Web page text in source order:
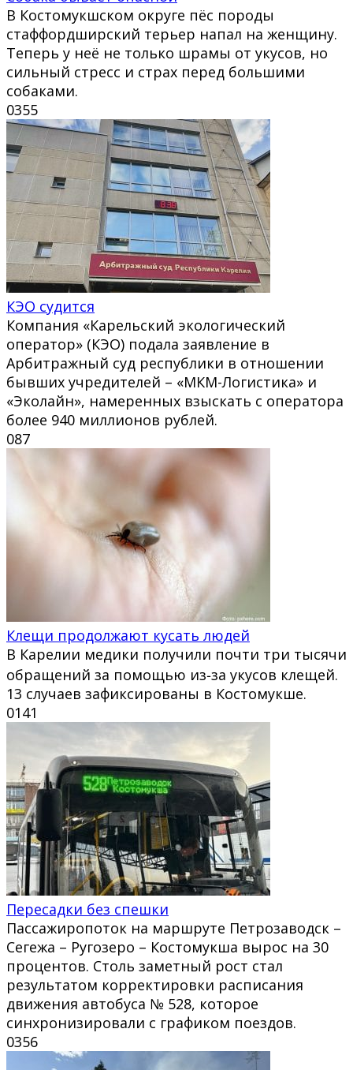
В Костомукшском округе пёс породы
стаффордширский терьер напал на женщину.
Теперь у неё не только шрамы от укусов, но
сильный стресс и страх перед большими
собаками.
0355
КЭО судится
Компания «Карельский экологический
оператор» (КЭО) подала заявление в
Арбитражный суд республики в отношении
бывших учредителей – «МКМ-Логистика» и
«Эколайн», намеренных взыскать с оператора
более 940 миллионов рублей.
087
Клещи продолжают кусать людей
В Карелии медики получили почти три тысячи
обращений за помощью из‑за укусов клещей.
13 случаев зафиксированы в Костомукше.
0141
Пересадки без спешки
Пассажиропоток на маршруте Петрозаводск –
Сегежа – Ругозеро – Костомукша вырос на 30
процентов. Столь заметный рост стал
результатом корректировки расписания
движения автобуса № 528, которое
синхронизировали с графиком поездов.
0356